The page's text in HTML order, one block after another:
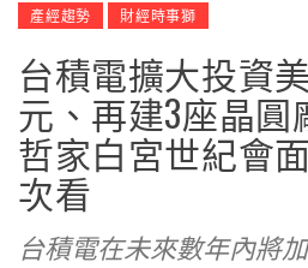
產經趨勢 財經時事獅
台積電擴大投資
元、再建3座晶
哲家白宮世紀會
次看
台積電在未來數年內將